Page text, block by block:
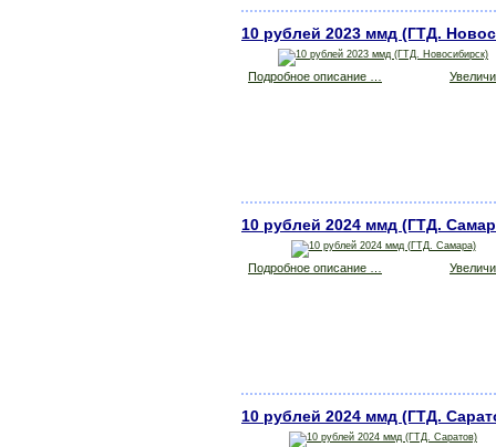
10 рублей 2023 ммд (ГТД.
Подробное описание …
10 рублей 2024 ммд (ГТД.
Подробное описание …
10 рублей 2024 ммд (ГТД.